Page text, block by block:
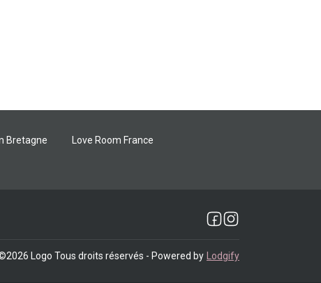
Bretagne
Love Room France
2026 Logo Tous droits réservés - Powered by Lodgify